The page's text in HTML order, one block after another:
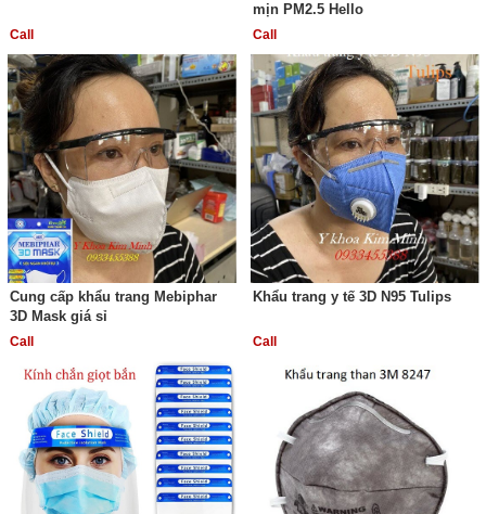
Call
mịn PM2.5 Hello
Call
Cung cấp khẩu trang Mebiphar
3D Mask giá sỉ
Call
Khẩu trang y tế 3D N95 Tulips
Call